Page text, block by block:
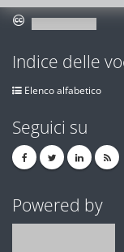
Indice delle
Elenco alfabetico
Seguici su
Powered by